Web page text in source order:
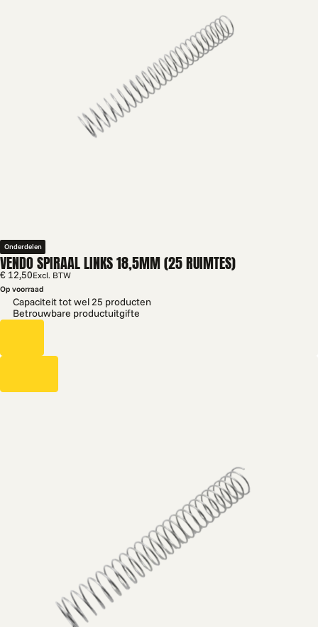
Onderdelen
VENDO SPIRAAL LINKS 18,5MM (25 RUIMTES)
€ 12,50Excl. BTW
Op voorraad
Capaciteit tot wel 25 producten
Betrouwbare productuitgifte